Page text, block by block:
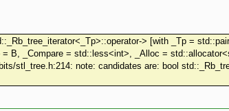
> [with _Tp =
= B, _Compare = std::less<int>, _Alloc =
stl_tree.h:214: note: candidates are: bool